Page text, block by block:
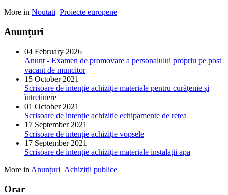
More in Noutati Proiecte europene
Anunțuri
04 February 2026
Anunț - Examen de promovare a personalului propriu pe post
vacant de muncitor
15 October 2021
Scrisoare de intenție achiziție materiale pentru curățenie și
întreținere
01 October 2021
Scrisoare de intenție achiziție echipamente de rețea
17 September 2021
Scrisoare de intenție achiziție vopsele
17 September 2021
Scrisoare de intenție achiziție materiale instalații apa
More in Anunțuri Achiziții publice
Orar